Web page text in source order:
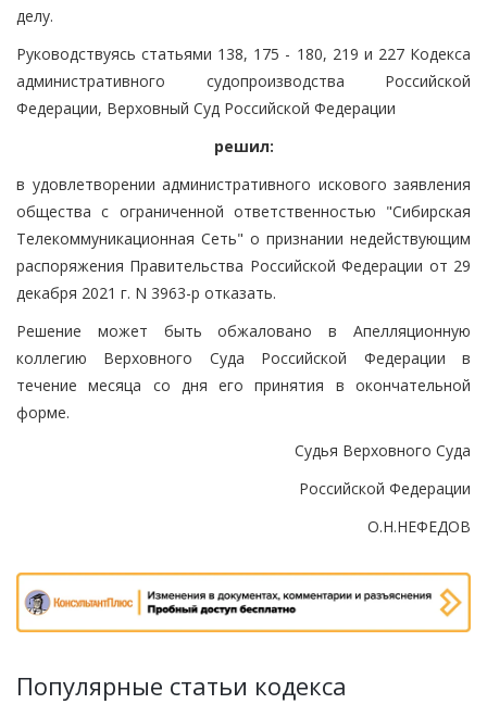
делу.
Руководствуясь статьями 138, 175 - 180, 219 и 227 Кодекса
административного судопроизводства Российской
Федерации, Верховный Суд Российской Федерации
решил:
в удовлетворении административного искового заявления
общества с ограниченной ответственностью "Сибирская
Телекоммуникационная Сеть" о признании недействующим
распоряжения Правительства Российской Федерации от 29
декабря 2021 г. N 3963-р отказать.
Решение может быть обжаловано в Апелляционную
коллегию Верховного Суда Российской Федерации в
течение месяца со дня его принятия в окончательной
форме.
Судья Верховного Суда
Российской Федерации
О.Н.НЕФЕДОВ
Популярные статьи кодекса